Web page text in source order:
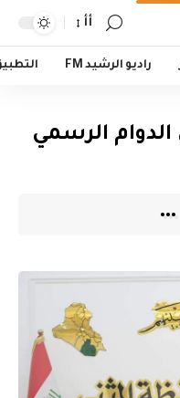
أأ
راديو الرشيد FM
الرسمي